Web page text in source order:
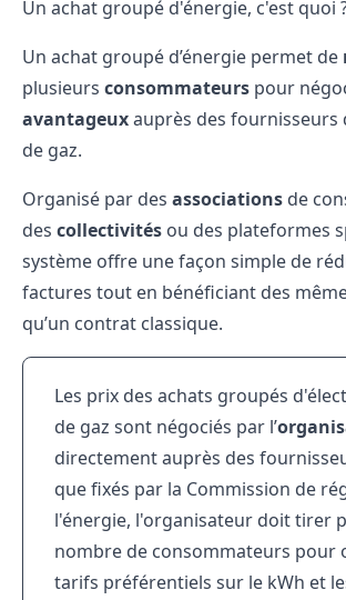
Un achat groupé d'énergie, c'est quoi
Un achat groupé d’énergie permet de
plusieurs consommateurs pour
avantageuxauprès des fournisseurs
de gaz.
Organisé par des associations de
des collectivités ou des plateformes
système offre une façon simple de
factures tout en bénéficiant des
qu’un contrat classique.
Les prix des achats groupés
de gaz sont négociés par l’
directement auprès des
que fixés par la Commission de
l'énergie, l'organisateur doit tirer
nombre de consommateurs pour
tarifs préférentiels sur le kWh et